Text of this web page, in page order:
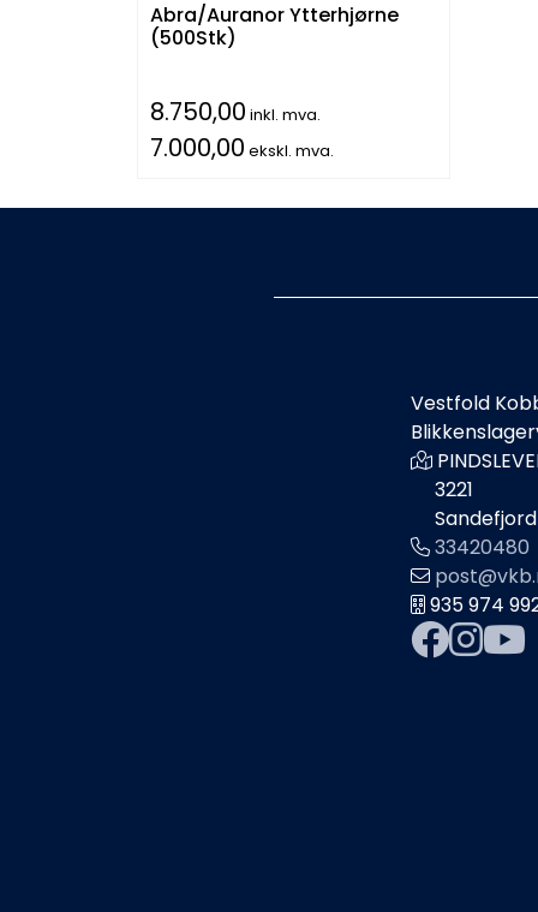
Abra/Auranor Ytterhjørne
(500Stk)
8.750,00 inkl. mva.
7.000,00 ekskl. mva.
Vestfold
3221
Sandefjord
33420480
935 974